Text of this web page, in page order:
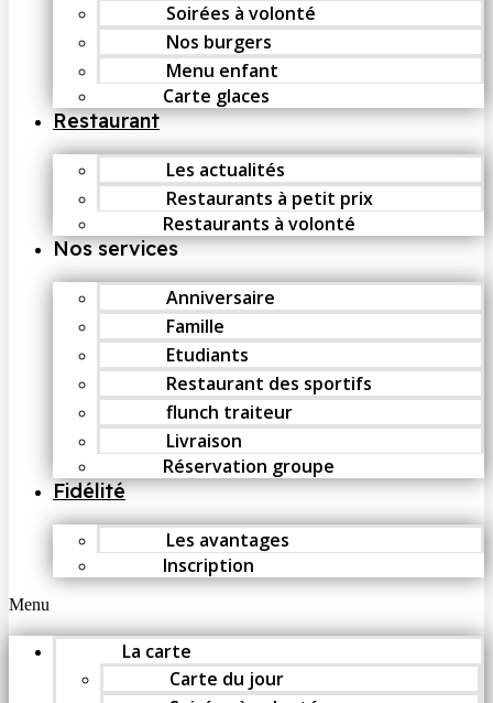
Soirées à volonté
Nos burgers
Menu enfant
Carte glaces
Restaurant
Les actualités
Restaurants à petit prix
Restaurants à volonté
Nos services
Anniversaire
Famille
Etudiants
Restaurant des sportifs
flunch traiteur
Livraison
Réservation groupe
Fidélité
Les avantages
Inscription
Menu
La carte
Carte du jour